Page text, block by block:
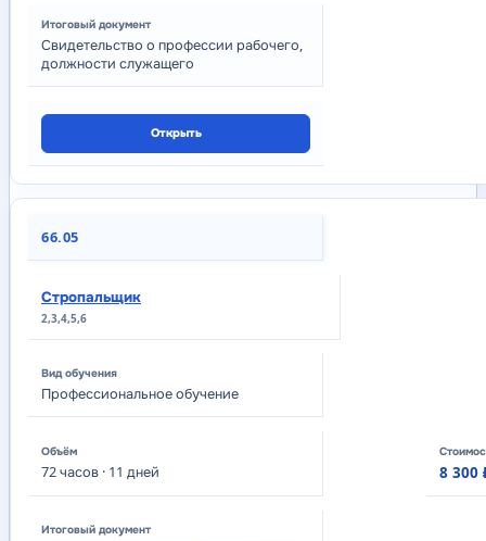
Свидетельство о профессии рабочего,
должности служащего
Открыть
66.05
Стропальщик
2,3,4,5,6
Профессиональное обучение
72часов · 11 дней 8 300